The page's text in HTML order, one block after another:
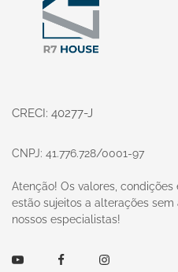
CRECI: 40277-J
CNPJ: 41.776.728/0001-97
Atenção! Os valores,
estão sujeitos a alterações
nossos especialistas!
Youtube FacebookInstagram